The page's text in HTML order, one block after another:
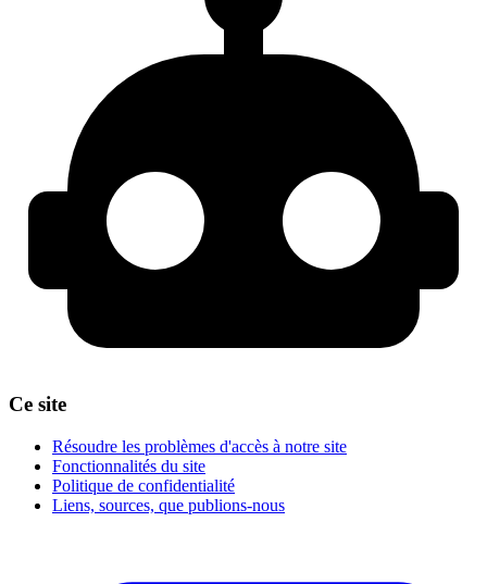
Ce site
Résoudre les problèmes d'accès à notre site
Fonctionnalités du site
Politique de confidentialité
Liens, sources, que publions-nous